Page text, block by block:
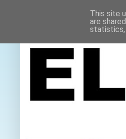
This site
are
statistics,